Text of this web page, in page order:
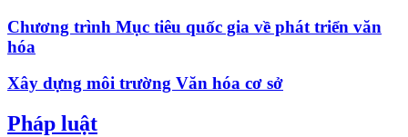
Chương trình Mục tiêu quốc gia về phát triển văn
hóa
Xây dựng môi trường Văn hóa cơ sở
Pháp luật